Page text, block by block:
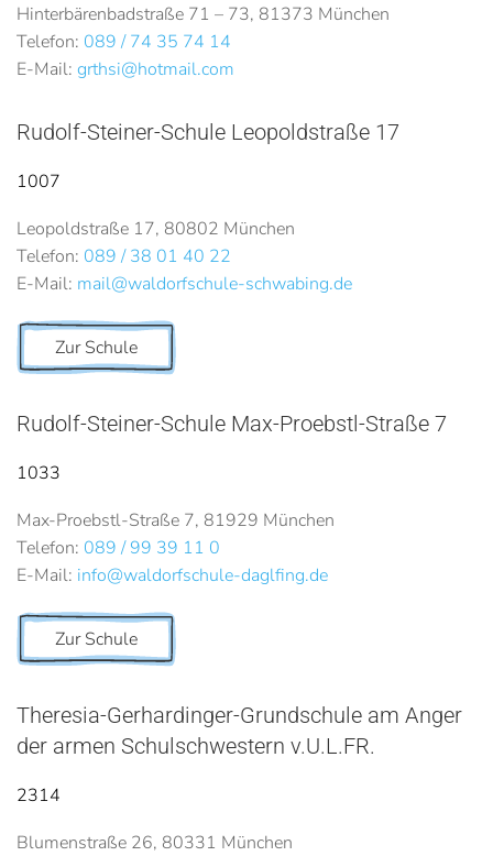
Hinterbärenbadstraße 71 – 73, 81373 München
Telefon: 089 / 74 35 74 14
E-Mail: grthsi@hotmail.com
Rudolf-Steiner-Schule Leopoldstraße 17
1007
Leopoldstraße 17, 80802 München
Telefon: 089 / 38 01 40 22
E-Mail: mail@waldorfschule-schwabing.de
Zur Schule
Rudolf-Steiner-Schule Max-Proebstl-Straße 7
1033
Max-Proebstl-Straße 7, 81929 München
Telefon: 089 / 99 39 11 0
E-Mail: info@waldorfschule-daglfing.de
Zur Schule
Theresia-Gerhardinger-Grundschule am Anger
der armen Schulschwestern v.U.L.FR.
2314
Blumenstraße 26, 80331 München